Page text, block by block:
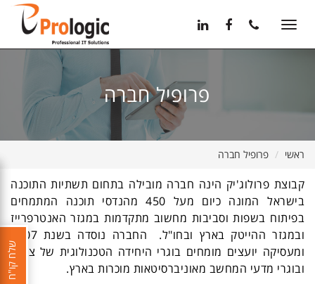
Toggle
פרופיל חברה
ראשי פרופיל חברה
קבוצת פרולוג'יק הינה חברה מובילה בתחום תשתיות התוכנה
בישראל המונה כיום מעל 450 מהנדסי תוכנה המתמחים
בפיתוח בשפות וסביבות מחשוב מתקדמות במגזר האנטרפרייז
ובמגזר ההייטק בארץ ובחו"ל. החברה נוסדה בשנת 2007
ומעסיקה יועצים מומחים בוגרי היחידה הטכנולוגית של צה"ל
ובוגרי מדעי המחשב מאוניברסיטאות מוכרות בארץ.
שלח קו"ח